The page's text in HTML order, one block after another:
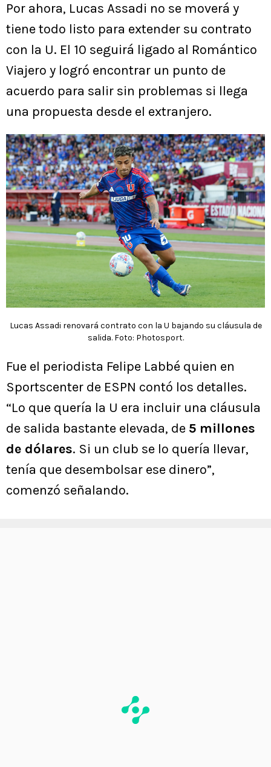
Por ahora, Lucas Assadi no se moverá y
tiene todo listo para extender su contrato
con la U. El 10 seguirá ligado al Romántico
Viajero y logró encontrar un punto de
acuerdo para salir sin problemas si llega
una propuesta desde el extranjero.
Lucas Assadi renovará contrato con la U bajando su cláusula de
salida. Foto: Photosport.
Fue el periodista Felipe Labbé quien en
Sportscenter de ESPN contó los detalles.
“Lo que quería la U era incluir una cláusula
de salida bastante elevada, de 5 millones
de dólares. Si un club se lo quería llevar,
tenía que desembolsar ese dinero”,
comenzó señalando.